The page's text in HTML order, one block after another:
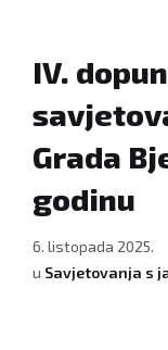
IV.
Grada
godinu
6. listopada 2025.
u Savjetovanja s